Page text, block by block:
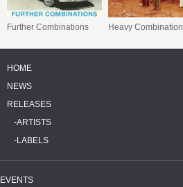
Further Combinations Heavy Combination
HOME
NEWS
RELEASES
ARTISTS
LABELS
EVENTS